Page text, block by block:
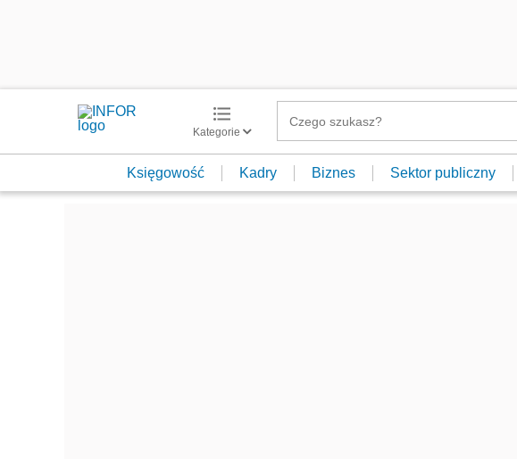
Kategorie
Księgowość Kadry Biznes Sektor publiczny